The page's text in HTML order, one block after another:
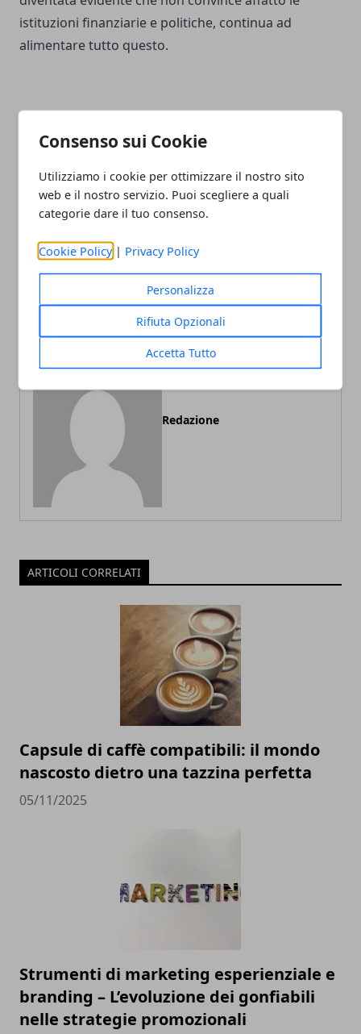
Consenso sui Cookie
Utilizziamo i cookie per ottimizzare il nostro sito
web e il nostro servizio. Puoi scegliere a quali
categorie dare il tuo consenso.
Cookie Policy | Privacy Policy
Personalizza
Rifiuta Opzionali
Accetta Tutto
istituzioni finanziarie e politiche, continua ad
alimentare tutto questo.
Facebook
TwitterWhatsapp
Articolo Precedente
Come affrontare il dolore
con il ThetaHealing
puoi trattare la pelle
Redazione
ARTICOLI CORRELATI
Capsule di caffè compatibili: il mondo
nascosto dietro una tazzina perfetta
05/11/2025
Strumenti di marketing esperienziale e
branding – L’evoluzione dei gonfiabili
nelle strategie promozionali